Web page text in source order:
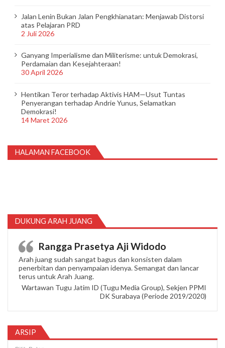
Jalan Lenin Bukan Jalan Pengkhianatan: Menjawab Distorsi
atas Pelajaran PRD
2 Juli 2026
Ganyang Imperialisme dan Militerisme: untuk Demokrasi,
Perdamaian dan Kesejahteraan!
30 April 2026
Hentikan Teror terhadap Aktivis HAM—Usut Tuntas
Penyerangan terhadap Andrie Yunus, Selamatkan
Demokrasi!
14 Maret 2026
HALAMAN FACEBOOK
DUKUNG ARAH JUANG
Rangga Prasetya Aji Widodo
Arah juang sudah sangat bagus dan konsisten dalam
penerbitan dan penyampaian idenya. Semangat dan lancar
terus untuk Arah Juang.
Wartawan Tugu Jatim ID (Tugu Media Group), Sekjen PPMI
DK Surabaya (Periode 2019/2020)
ARSIP